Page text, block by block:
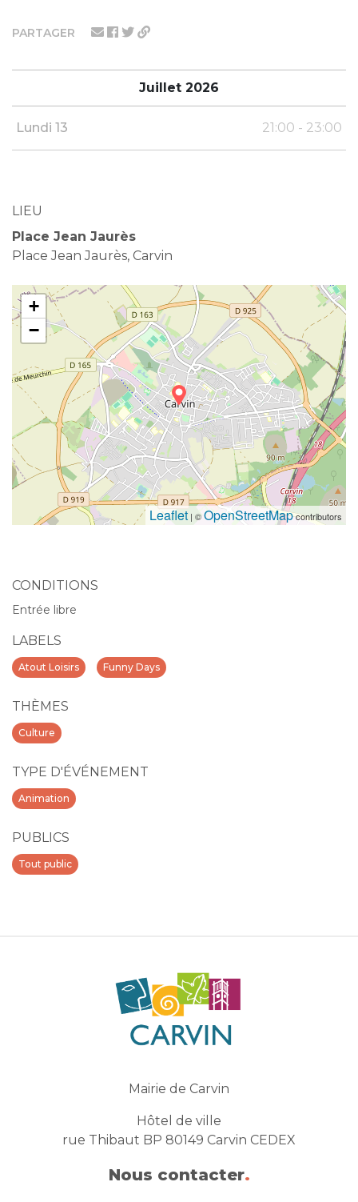
PARTAGER
Juillet 2026
Lundi 13 21:00 - 23:00
LIEU
Place Jean Jaurès
Place Jean Jaurès, Carvin
+
−
Leaflet | ©OpenStreetMapcontributors
CONDITIONS
Entrée libre
LABELS
Atout Loisirs Funny Days
THÈMES
Culture
TYPE D'ÉVÉNEMENT
Animation
PUBLICS
Tout public
Mairie de Carvin
Hôtel de ville
rue Thibaut BP 80149 Carvin CEDEX
Nous contacter.